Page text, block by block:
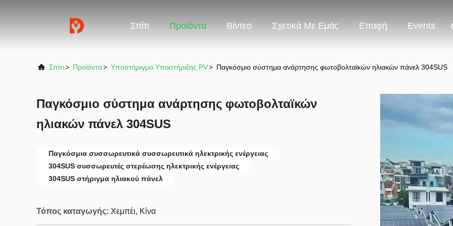
Σπίτι Προϊόντα Βίντεο Σχετικά Με Εμάς Επαφή Events
Σπίτι> Προϊόντα> Υποστήριγμα Υποστήριξης PV> Παγκόσμιο σύστημα ανάρτησης φωτοβολταϊκών ηλιακών πάνελ 304SUS
Παγκόσμιο σύστημα ανάρτησης φωτοβολταϊκών
ηλιακών πάνελ 304SUS
Παγκόσμια συσσωρευτικά συσσωρευτικά ηλεκτρικής ενέργειας
304SUS συσσωρευτές στερέωσης ηλεκτρικής ενέργειας
304SUS στήριγμα ηλιακού πάνελ
Τόπος καταγωγής: Χεμπέι, Κίνα